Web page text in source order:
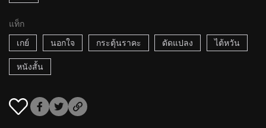
แท็ก
เกย์
นอกใจ กระตุ้นราคะ ดัดแปลง ไต้หวัน
หนังสั้น